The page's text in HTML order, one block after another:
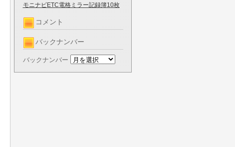
モニナビETC電格ミラー記録簿10枚
コメント
バックナンバー
バックナンバー